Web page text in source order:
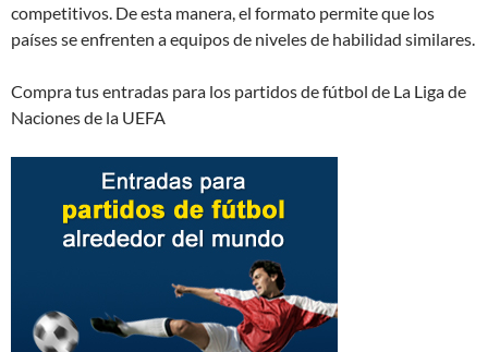
competitivos. De esta manera, el formato permite que los
países se enfrenten a equipos de niveles de habilidad similares.
Compra tus entradas para los partidos de fútbol de La Liga de
Naciones de la UEFA